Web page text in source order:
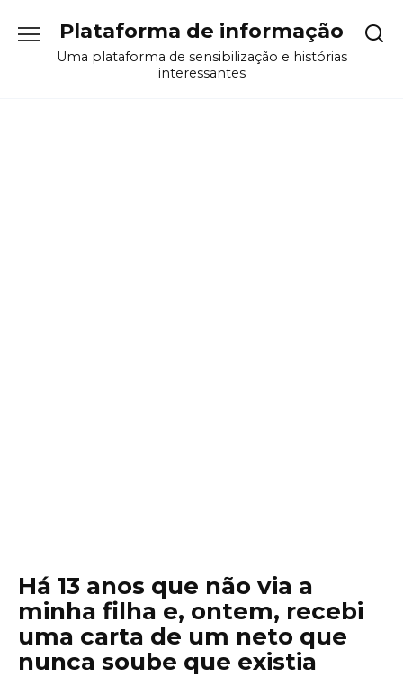
содержанию
Plataforma de informação
Uma plataforma de sensibilização e histórias
interessantes
Há 13 anos que não via a
minha filha e, ontem, recebi
uma carta de um neto que
nunca soube que existia